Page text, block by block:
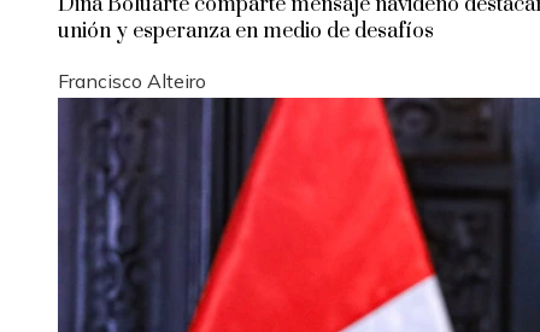
unión y esperanza en medio de desafíos
Francisco Alteiro